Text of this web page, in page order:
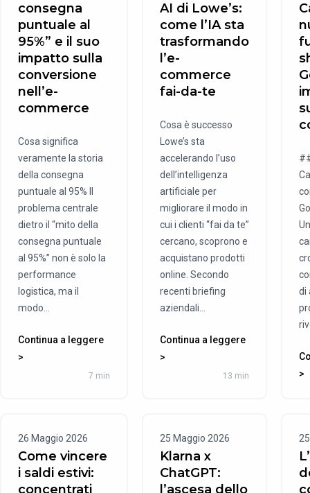
consegna
puntuale al
95%” e il suo
impatto sulla
conversione
nell’e-
commerce
Cosa significa
veramente la storia
della consegna
puntuale al 95% Il
problema centrale
dietro il “mito della
consegna puntuale
al 95%” non è solo la
performance
logistica, ma il
modo...
Continua a leggere
>
7 min
AI di Lowe’s:
come l’IA sta
trasformando
l’e-
commerce
fai-da-te
Cosa è successo
Lowe’s sta
accelerando l’uso
dell’intelligenza
artificiale per
migliorare il modo in
cui i clienti “fai da te”
cercano, scoprono e
acquistano prodotti
online. Secondo
recenti briefing
aziendali...
Continua a leggere
>
13 min
di
>
26 Maggio 2026
Come vincere
i saldi estivi:
concentrati
25 Maggio 2026
Klarna x
ChatGPT:
l’ascesa dello